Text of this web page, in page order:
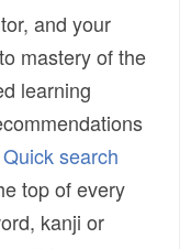
and your
mastery of the
learning
Quick search
top of every
kanji or